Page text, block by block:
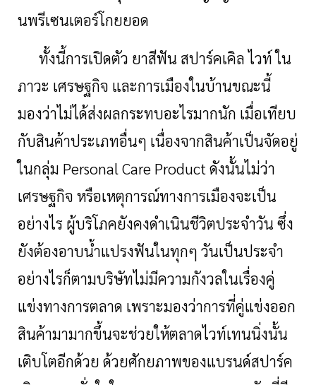
ทั้งนี้การเปิดตัว ยาสีฟัน สปาร์คเคิล ไวท์ ใน
ภาวะ เศรษฐกิจ และการเมืองในบ้านขณะนี้
มองว่าไม่ได้ส่งผลกระทบอะไรมากนัก เมื่อเทียบ
กับสินค้าประเภทอื่นๆ เนื่องจากสินค้าเป็นจัดอยู่
ในกลุ่ม Personal Care Product ดังนั้นไม่ว่า
เศรษฐกิจ หรือเหตุการณ์ทางการเมืองจะเป็น
อย่างไร ผู้บริโภคยังคงดำเนินชีวิตประจำวัน ซึ่ง
ยังต้องอาบน้ำแปรงฟันในทุกๆ วันเป็นประจำ
อย่างไรก็ตามบริษัทไม่มีความกังวลในเรื่องคู่
แข่งทางการตลาด เพราะมองว่าการที่คู่แข่งออก
สินค้ามามากขึ้นจะช่วยให้ตลาดไวท์เทนนิ่งนั้น
เติบโตอีกด้วย ด้วยศักยภาพของแบรนด์สปาร์ค